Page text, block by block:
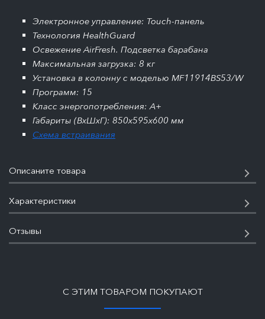
Электронное управление: Touch-панель
Технология HealthGuard
Освежение AirFresh. Подсветка барабана
Максимальная загрузка: 8 кг
Установка в колонну с моделью MF11914BS53/W
Программ: 15
Класс энергопотребления: А+
Габариты (ВхШхГ): 850х595х600 мм
Схема встраивания
Описаните товара
Характеристики
Отзывы
С ЭТИМ ТОВАРОМ ПОКУПАЮТ